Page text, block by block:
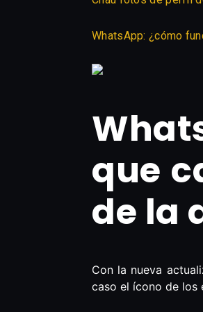
WhatsApp: ¿cómo
que
de la
Con la nueva
caso el ícono de los